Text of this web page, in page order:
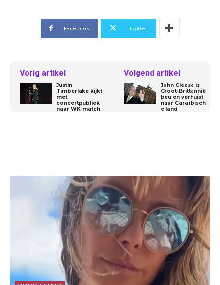
Facebook Twitter
Vorig artikel
Justin
Timberlake kijkt
met
concertpubliek
naar WK-match
Volgend artikel
John Cleese is
Groot-Brittannië
beu en verhuist
naar Caraïbisch
eiland